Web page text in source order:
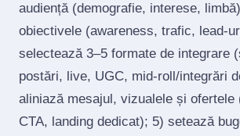
audiență (demografie, interese,
obiectivele (awareness, trafic,
selectează 3–5 formate de integrare
postări, live, UGC, mid‑roll/integrări
aliniază mesajul, vizualele și ofertele
CTA, landing dedicat); 5) setează